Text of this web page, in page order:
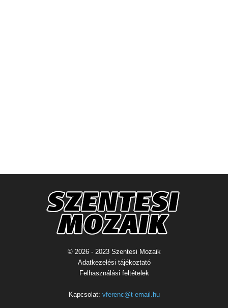
© 2026 - 2023 Szentesi Mozaik
Adatkezelési tájékoztató
Felhasználási feltételek
Kapcsolat: vferenc@t-email.hu